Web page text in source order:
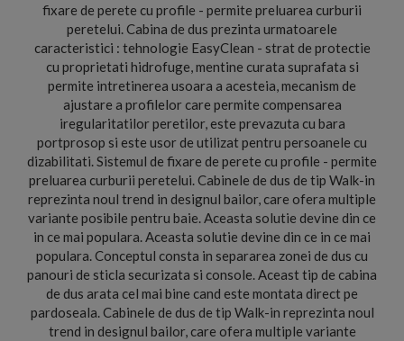
fixare de perete cu profile - permite preluarea curburii
peretelui. Cabina de dus prezinta urmatoarele
caracteristici : tehnologie EasyClean - strat de protectie
cu proprietati hidrofuge, mentine curata suprafata si
permite intretinerea usoara a acesteia, mecanism de
ajustare a profilelor care permite compensarea
iregularitatilor peretilor, este prevazuta cu bara
portprosop si este usor de utilizat pentru persoanele cu
dizabilitati. Sistemul de fixare de perete cu profile - permite
preluarea curburii peretelui. Cabinele de dus de tip Walk-in
reprezinta noul trend in designul bailor, care ofera multiple
variante posibile pentru baie. Aceasta solutie devine din ce
in ce mai populara. Aceasta solutie devine din ce in ce mai
populara. Conceptul consta in separarea zonei de dus cu
panouri de sticla securizata si console. Aceast tip de cabina
de dus arata cel mai bine cand este montata direct pe
pardoseala. Cabinele de dus de tip Walk-in reprezinta noul
trend in designul bailor, care ofera multiple variante